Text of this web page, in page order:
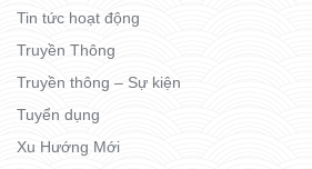
Tin tức hoạt động
Truyền Thông
Truyền thông – Sự kiện
Tuyển dụng
Xu Hướng Mới